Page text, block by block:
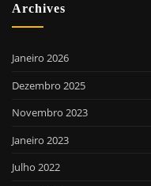
Archives
Janeiro 2026
Dezembro 2025
Novembro 2023
Janeiro 2023
Julho 2022